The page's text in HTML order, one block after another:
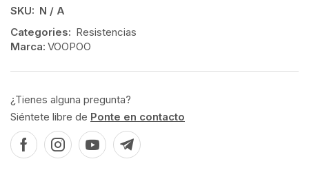
SKU: N / A
Categories: Resistencias
Marca: VOOPOO
¿Tienes alguna pregunta?
Siéntete libre de Ponte en contacto